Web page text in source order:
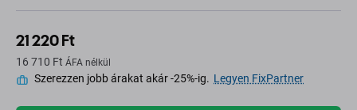
21 220 Ft
16 710 Ft ÁFA nélkül
Szerezzen jobb árakat akár -25%-ig. Legyen FixPartner